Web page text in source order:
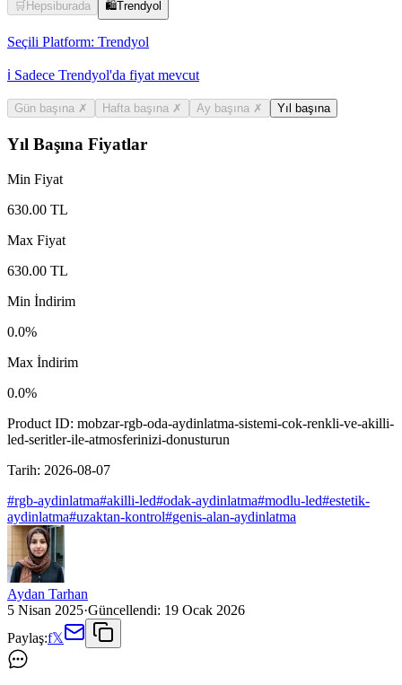
🛒 Hepsiburada 🛍️Trendyol
Seçili Platform: Trendyol
ℹ️ Sadece Trendyol'da fiyat mevcut
Gün başına ✗ Hafta başına ✗ Ay başına ✗ Yıl başına
Yıl Başına Fiyatlar
Min Fiyat
630.00 TL
Max Fiyat
630.00 TL
Min İndirim
0.0%
Max İndirim
0.0%
Product ID: mobzar-rgb-oda-aydinlatma-sistemi-cok-renkli-ve-akilli-
led-seritler-ile-atmosferinizi-donusturun
Tarih: 2026-08-07
#rgb-aydinlatma#akilli-led#odak-aydinlatma#modlu-led#estetik-
aydinlatma#uzaktan-kontrol#genis-alan-aydinlatma
Aydan Tarhan
5 Nisan 2025·Güncellendi: 19 Ocak 2026
Paylaş:f𝕏